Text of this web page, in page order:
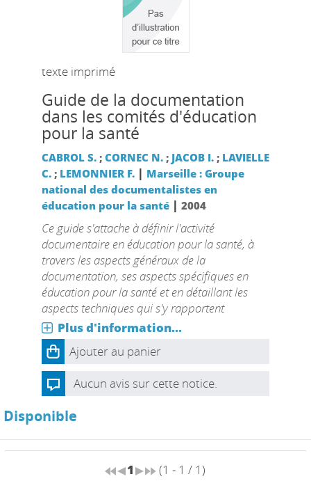
texte imprimé
Guide de la documentation
dans les comités d'éducation
pour la santé
CABROL S.; CORNEC N.; JACOB I.; LAVIELLE
C.; LEMONNIER F. | Marseille : Groupe
national des documentalistes en
éducation pour la santé| 2004
Ce guide s'attache à définir l'activité
documentaire en éducation pour la santé, à
travers les aspects généraux de la
documentation, ses aspects spécifiques en
éducation pour la santé et en détaillant les
aspects techniques qui s'y rapportent
Plus d'information...
Ajouter au panier
Aucun avis sur cette notice.
Disponible
1 (1 - 1 / 1)